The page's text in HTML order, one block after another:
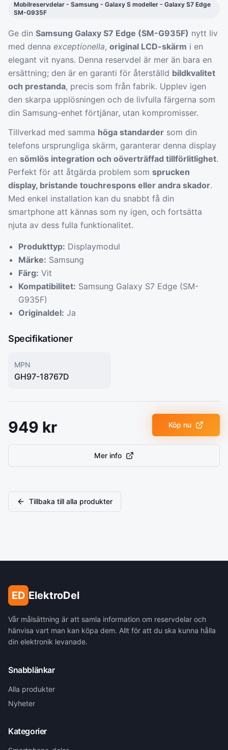
Mobilreservdelar - Samsung - Galaxy S modeller - Galaxy S7 Edge
SM-G935F
Ge din Samsung Galaxy S7 Edge (SM-G935F) nytt liv
med denna exceptionella, original LCD-skärm i en
elegant vit nyans. Denna reservdel är mer än bara en
ersättning; den är en garanti för återställd bildkvalitet
och prestanda, precis som från fabrik. Upplev igen
den skarpa upplösningen och de livfulla färgerna som
din Samsung-enhet förtjänar, utan kompromisser.
Tillverkad med samma höga standarder som din
telefons ursprungliga skärm, garanterar denna display
en sömlös integration och oöverträffad tillförlitlighet.
Perfekt för att åtgärda problem som sprucken
display, bristande touchrespons eller andra skador.
Med enkel installation kan du snabbt få din
smartphone att kännas som ny igen, och fortsätta
njuta av dess fulla funktionalitet.
Produkttyp: Displaymodul
Märke: Samsung
Färg: Vit
Kompatibilitet: Samsung Galaxy S7 Edge (SM-
G935F)
Originaldel: Ja
Specifikationer
MPN
GH97-18767D
949 kr Köp nu
Mer info
Tillbaka till alla produkter
ED ElektroDel
Vår målsättning är att samla information om reservdelar och
hänvisa vart man kan köpa dem. Allt för att du ska kunna hålla
din elektronik levanade.
Snabblänkar
Alla produkter
Nyheter
Kategorier